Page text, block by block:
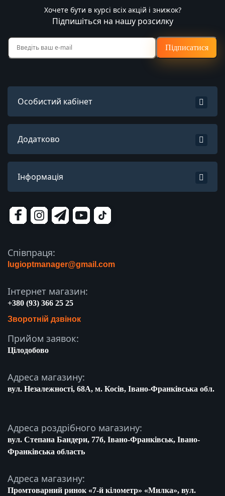
Хочете бути в курсі всіх акцій і знижок?
Підпишіться на нашу розсилку
Підписатися
Особистий кабінет
Додатково
Інформація
Співпраця:
lugioptmanager@gmail.com
Інтернет магазин:
+380 (93) 366 25 25
Зворотній дзвінок
Прийом заявок:
Цілодобово
Адреса магазину:
вул. Незалежності, 68A, м. Косів, Івано-Франківська обл.
Адреса роздрібного магазину:
вул. Степана Бандери, 77б, Івано-Франківськ, Івано-
Франківська область
Адреса магазину:
Промтоварний ринок «7-й кілометр» «Милка», вул.